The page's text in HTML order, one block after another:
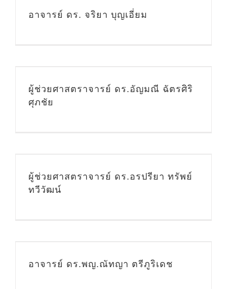
อาจารย์ ดร. จริยา บุญเอี่ยม
ผู้ช่วยศาสตราจารย์ ดร.อัญมณี ฉัตรศิริ
ศุภชัย
ผู้ช่วยศาสตราจารย์ ดร.อรปรียา ทรัพย์
ทวีวัฒน์
อาจารย์ ดร.พญ.ณัทญา ตรีภูริเดช